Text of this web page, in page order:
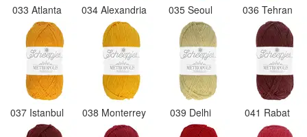
033 Atlanta 034 Alexandria 035 Seoul 036 Tehran
037 Istanbul 038 Monterrey 039 Delhi 041 Rabat